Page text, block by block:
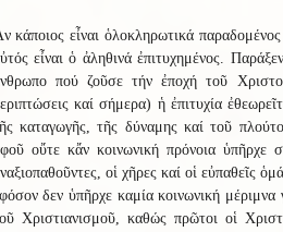
κάποιος εἶναι ὁλοκληρωτικά
εἶναι ὁ ἀληθινά ἐπιτυχημένος.
πού ζοῦσε τήν ἐποχή τοῦ
καί σήμερα) ἡ ἐπιτυχία
καταγωγῆς, τῆς δύναμης καί τοῦ
οὔτε κἄν κοινωνική πρόνοια ὑπῆρχε
οἱ χῆρες καί οἱ εὐπαθεῖς
δεν ὑπῆρχε καμία κοινωνική
Χριστιανισμοῦ, καθώς πρῶτοι οἱ